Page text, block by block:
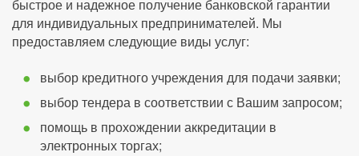
быстрое и надежное получение банковской гарантии
для индивидуальных предпринимателей. Мы
предоставляем следующие виды услуг:
выбор кредитного учреждения для подачи заявки;
выбор тендера в соответствии с Вашим запросом;
помощь в прохождении аккредитации в
электронных торгах;